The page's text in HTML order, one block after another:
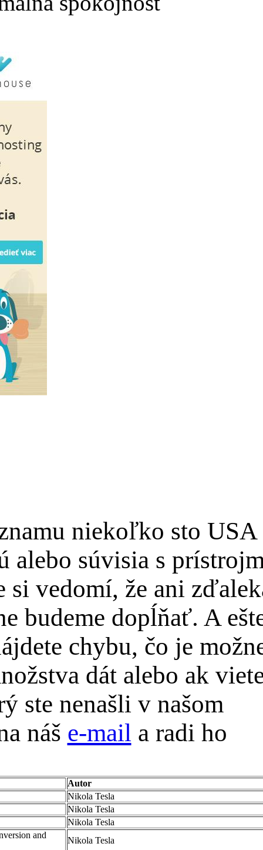
niekoľko sto USA
alebo súvisia s
si vedomí, že ani
budeme dopĺňať. A
chybu, čo je
dát alebo ak
ste nenašli v našom
náš e-mail a radi ho
Autor
Nikola Tesla
Nikola Tesla
Nikola Tesla
and
Nikola Tesla